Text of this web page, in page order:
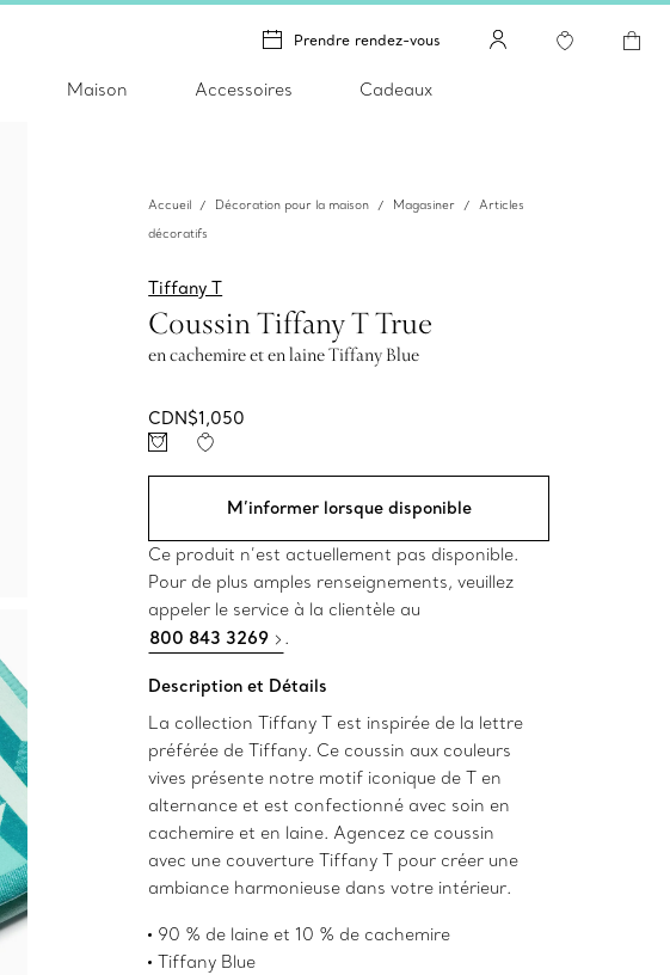
Prendre rendez-vous
Maison Accessoires Cadeaux
Accueil Décoration pour la maison Magasiner
Articles
décoratifs
Tiffany T
Coussin Tiffany T True
en cachemire et en laine Tiffany Blue
CDN$1,050
M’informer lorsque disponible
Ce produit n’est actuellement pas disponible.
Pour de plus amples renseignements, veuillez
appeler le service à la clientèle au
800 843 3269
.
Description et Détails
La collection Tiffany T est inspirée de la lettre
préférée de Tiffany. Ce coussin aux couleurs
vives présente notre motif iconique de T en
alternance et est confectionné avec soin en
cachemire et en laine. Agencez ce coussin
avec une couverture Tiffany T pour créer une
ambiance harmonieuse dans votre intérieur.
90 % de laine et 10 % de cachemire
Tiffany Blue